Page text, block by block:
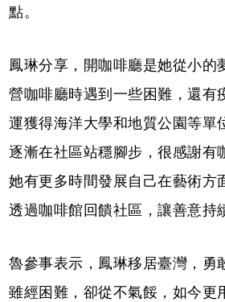
點。
鳳琳分享，開咖啡廳是她從小的
營咖啡廳時遇到一些困難，還有
運獲得海洋大學和地質公園等單
逐漸在社區站穩腳步，很感謝有
她有更多時間發展自己在藝術方
透過咖啡館回饋社區，讓善意持
魯參事表示，鳳琳移居臺灣，勇
雖經困難，卻從不氣餒，如今更